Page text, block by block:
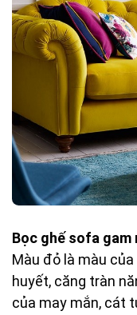
Bọc ghế sofa gam
Màu đỏ là màu
huyết, căng tràn
của may mắn, cát